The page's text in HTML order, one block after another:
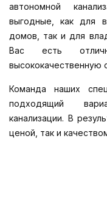
автономной
выгодные, как для
домов, так и для
Вас есть
высококачественную
Команда наших
подходящий
канализации. В
ценой, так и